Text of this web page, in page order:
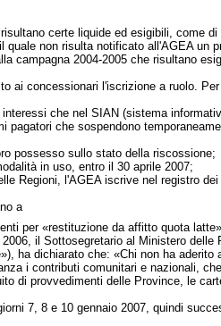
certe liquide ed esigibili, come
non risulta notificato all'AGEA un
campagna 2004-2005 che risultano
ai concessionari l'iscrizione a ruolo.
che nel SIAN (sistema
pagatori che sospendono
possesso sullo stato della riscossione;
in uso, entro il 30 aprile 2007;
Regioni, l'AGEA iscrive nel registro
a
per «restituzione da affitto quota
il Sottosegretario al Ministero
ha dichiarato che: «Chi non ha
i contributi comunitari e nazionali,
di provvedimenti delle Province, le
7, 8 e 10 gennaio 2007, quindi